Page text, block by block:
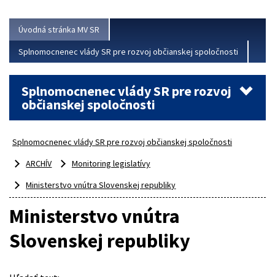
Úvodná stránka MV SR
Splnomocnenec vlády SR pre rozvoj občianskej spoločnosti
Splnomocnenec vlády SR pre rozvoj
občianskej spoločnosti
Splnomocnenec vlády SR pre rozvoj občianskej spoločnosti
ARCHÍV
Monitoring legislatívy
Ministerstvo vnútra Slovenskej republiky
Ministerstvo vnútra
Slovenskej republiky